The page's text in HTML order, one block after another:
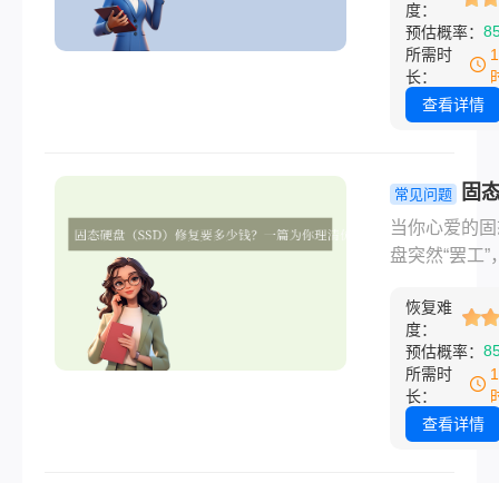
呢？本文将
优势、热门
荐、用户反
购建议等方
面解析西部
的文件、珍
片仿佛被锁
险箱却丢了
别担心，大
无法读取怎
呢？下面我
步带你排查
复，从最简
作开始，逐
入，最大限
你的数据安
度：
预估概率：
所需时
长：
查看详情
常见问题
固
（SSD）修
般要多少钱
的指南！
当你心爱的
盘突然“罢工”
作文件瞬间
不可及时，
虑，你脑海
切的问题恐
“修好它要花
恢复难
度：
预估概率：
所需时
长：
查看详情